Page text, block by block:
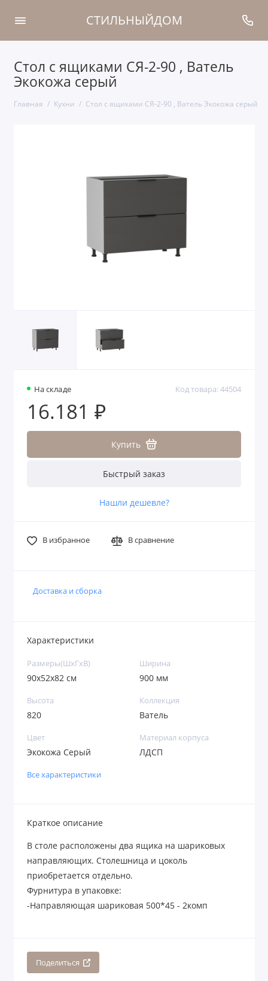
СТИЛЬНЫЙДОМ
Стол с ящиками СЯ-2-90 , Ватель
Экокожа серый
Главная Кухни Стол с ящиками СЯ-2-90 , Ватель Экокожа серый
На складе Код товара: 44504
16.181 ₽
Купить
Быстрый заказ
Нашли дешевле?
В избранное В сравнение
Доставка и сборка
Характеристики
Размеры(ШxГxВ)
90х52х82 см
Ширина
900 мм
Высота
820
Коллекция
Ватель
Цвет
Экокожа Серый
Материал корпуса
ЛДСП
Все характеристики
Краткое описание
В столе расположены два ящика на шариковых
направляющих. Столешница и цоколь
приобретается отдельно.
Фурнитура в упаковке:
-Направляющая шариковая 500*45 - 2комп
Поделиться